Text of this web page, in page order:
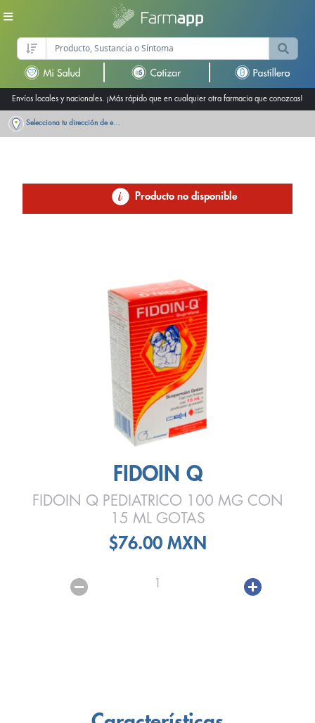
Envíos locales y nacionales. ¡Más rápido que en cualquier otra farmacia que conozcas!
Selecciona tu dirección de entrega
Producto no disponible
FIDOIN Q
FIDOIN Q PEDIATRICO 100 MG CON
15 ML GOTAS
$76.00 MXN
1